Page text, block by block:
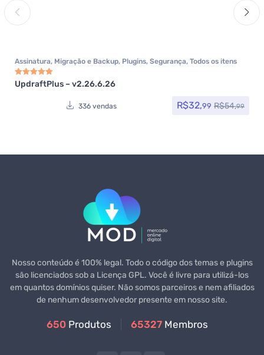
Assinatura, Migração e Backup, Plugins, Segurança, Todos os itens
Avaliação
UpdraftPlus – v2.26.6.26
336 vendas R$32,99 R$54,99
Nosso conteúdo é 100% legal. Todo o código dos temas e plugins
são licenciados sob a Licença GPL. Você é livre para utilizá-los
em quantos domínios quiser. Não somos parceiros e nem afiliados
de nenhum desenvolvedor presente em nosso site.
650 Produtos 65327 Membros